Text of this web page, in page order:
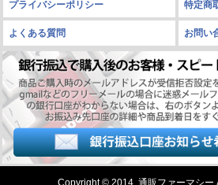
プライバシーポリシー 特定商
よくある質問 お問い
Copyright © 2014. 通販ファーマシー